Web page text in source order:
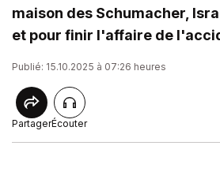
maison des Schumacher,
et pour finir l'affaire de
Publié: 15.10.2025 à 07:26 heures
PartagerÉcouter